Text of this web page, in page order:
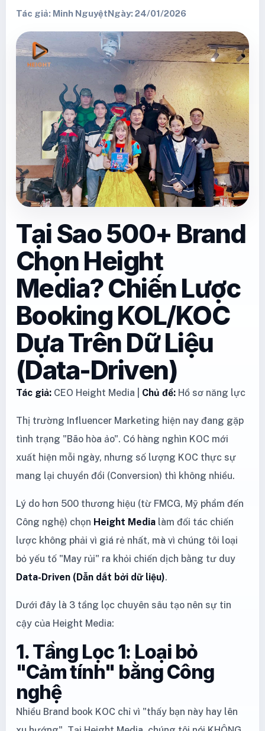
Tác giả: Minh NguyệtNgày: 24/01/2026
Tại Sao 500+ Brand
Chọn Height
Media? Chiến Lược
Booking KOL/KOC
Dựa Trên Dữ Liệu
(Data-Driven)
Tác giả: CEO Height Media | Chủ đề: Hồ sơ năng lực
Thị trường Influencer Marketing hiện nay đang gặp
tình trạng "Bão hòa ảo". Có hàng nghìn KOC mới
xuất hiện mỗi ngày, nhưng số lượng KOC thực sự
mang lại chuyển đổi (Conversion) thì không nhiều.
Lý do hơn 500 thương hiệu (từ FMCG, Mỹ phẩm đến
Công nghệ) chọn Height Media làm đối tác chiến
lược không phải vì giá rẻ nhất, mà vì chúng tôi loại
bỏ yếu tố "May rủi" ra khỏi chiến dịch bằng tư duy
Data-Driven (Dẫn dắt bởi dữ liệu).
Dưới đây là 3 tầng lọc chuyên sâu tạo nên sự tin
cậy của Height Media:
1. Tầng Lọc 1: Loại bỏ
"Cảm tính" bằng Công
nghệ
Nhiều Brand book KOC chỉ vì "thấy bạn này hay lên